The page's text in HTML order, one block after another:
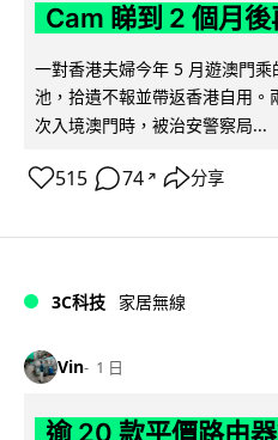
Cam 睇到 2 個月
一對香港夫婦今年 5 月遊澳門
池，拾遺不報並帶返香港自用
次入境澳門時，被治安警察局...
515 74 ↗ 分享
3C科技 家居無線
Vin 1 日
逾 20 款平價路由